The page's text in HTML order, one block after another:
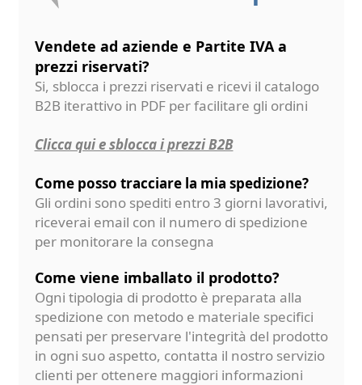
Vendete ad aziende e Partite IVA a
prezzi riservati?
Si, sblocca i prezzi riservati e ricevi il catalogo
B2B iterattivo in PDF per facilitare gli ordini
Clicca qui e sblocca i prezzi B2B
Come posso tracciare la mia spedizione?
Gli ordini sono spediti entro 3 giorni lavorativi,
riceverai email con il numero di spedizione
per monitorare la consegna
Come viene imballato il prodotto?
Ogni tipologia di prodotto è preparata alla
spedizione con metodo e materiale specifici
pensati per preservare l'integrità del prodotto
in ogni suo aspetto, contatta il nostro servizio
clienti per ottenere maggiori informazioni